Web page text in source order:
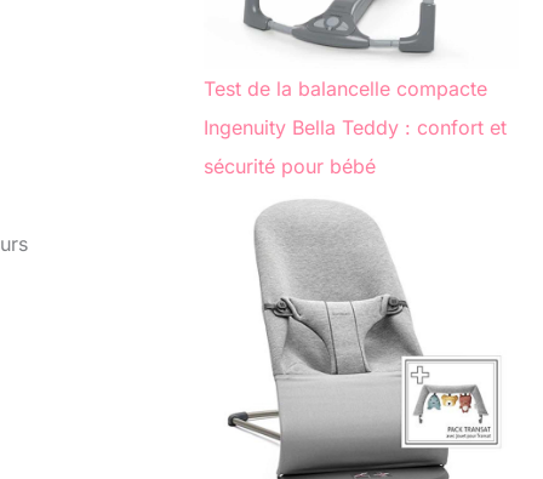
Test de la balancelle compacte
Ingenuity Bella Teddy : confort et
sécurité pour bébé